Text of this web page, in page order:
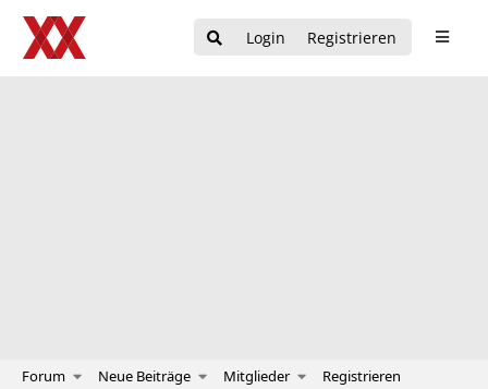
Login Registrieren
Forum Neue Beiträge Mitglieder Registrieren